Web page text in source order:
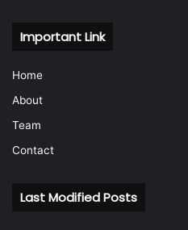
Important Link
Home
About
Team
Contact
Last Modified Posts